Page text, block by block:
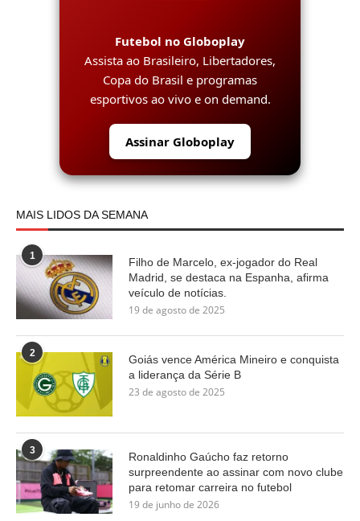
Futebol no Globoplay
Assista ao Brasileiro, Libertadores,
Copa do Brasil e programas
esportivos ao vivo e on demand.
Assinar Globoplay
MAIS LIDOS DA SEMANA
1
Filho de Marcelo, ex-jogador do Real
Madrid, se destaca na Espanha, afirma
veículo de notícias.
19 de agosto de 2025
2
Goiás vence América Mineiro e conquista
a liderança da Série B
23 de agosto de 2025
3
Ronaldinho Gaúcho faz retorno
surpreendente ao assinar com novo clube
para retomar carreira no futebol
19 de junho de 2026